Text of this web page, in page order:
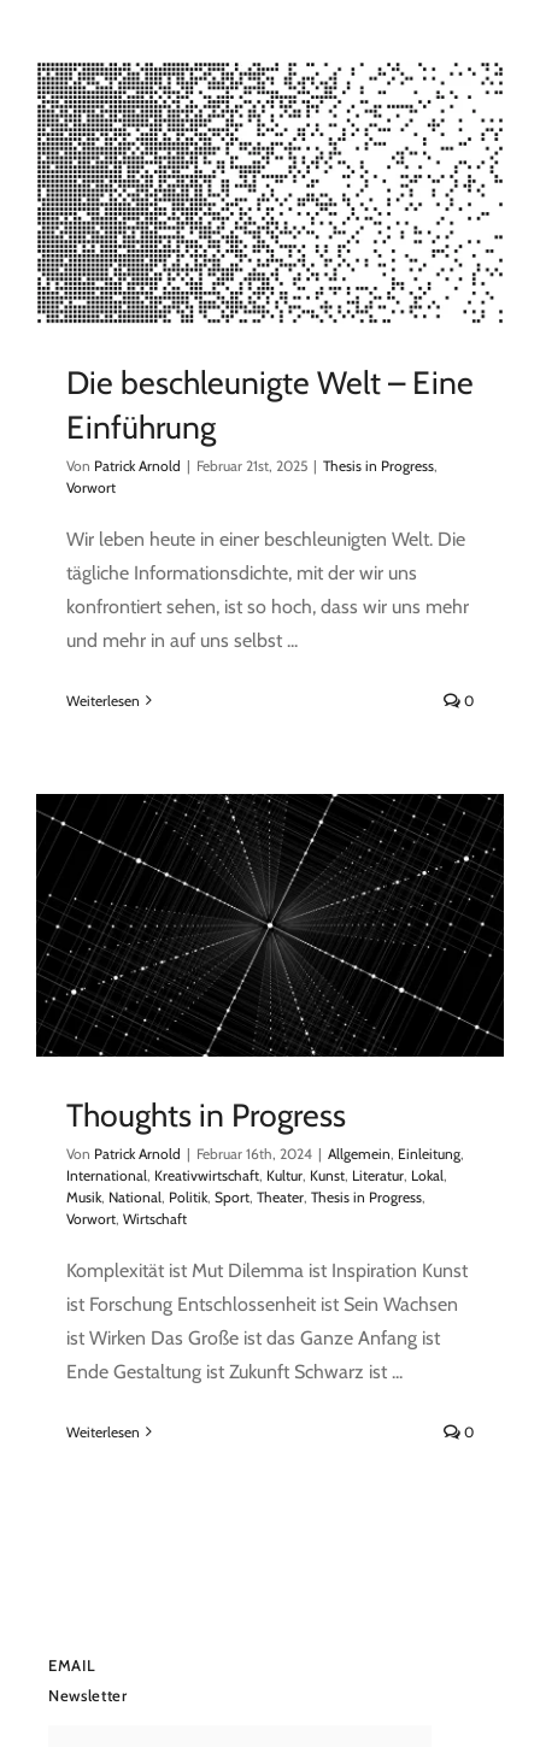
Die beschleunigte Welt – Eine
Einführung
Von Patrick Arnold | Februar 21st, 2025 | Thesis in Progress,
Vorwort
Wir leben heute in einer beschleunigten Welt. Die
tägliche Informationsdichte, mit der wir uns
konfrontiert sehen, ist so hoch, dass wir uns mehr
und mehr in auf uns selbst ...
Weiterlesen 0
Thoughts in Progress
Von Patrick Arnold | Februar 16th, 2024 | Allgemein, Einleitung,
International, Kreativwirtschaft, Kultur, Kunst, Literatur, Lokal,
Musik, National, Politik, Sport, Theater, Thesis in Progress,
Vorwort, Wirtschaft
Komplexität ist Mut Dilemma ist Inspiration Kunst
ist Forschung Entschlossenheit ist Sein Wachsen
ist Wirken Das Große ist das Ganze Anfang ist
Ende Gestaltung ist Zukunft Schwarz ist ...
Weiterlesen 0
EMAIL
Newsletter